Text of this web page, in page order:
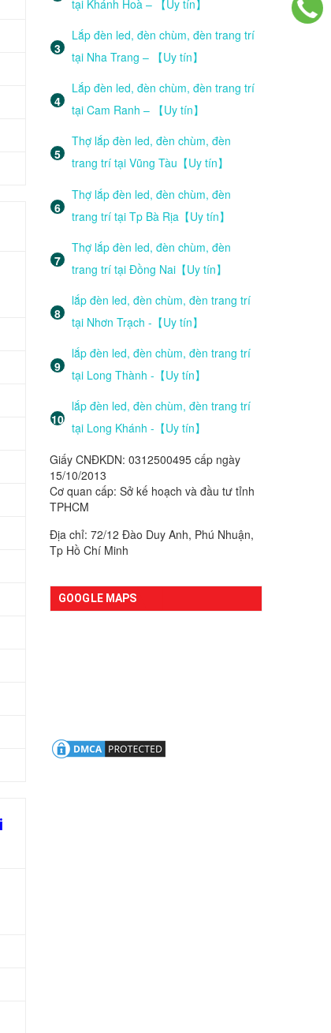
tại Khánh Hoà – 【Uy tín】
Lắp đèn led, đèn chùm, đèn trang trí
tại Nha Trang – 【Uy tín】
Lắp đèn led, đèn chùm, đèn trang trí
tại Cam Ranh – 【Uy tín】
Thợ lắp đèn led, đèn chùm, đèn
trang trí tại Vũng Tàu【Uy tín】
Thợ lắp đèn led, đèn chùm, đèn
trang trí tại Tp Bà Rịa【Uy tín】
Thợ lắp đèn led, đèn chùm, đèn
trang trí tại Đồng Nai【Uy tín】
lắp đèn led, đèn chùm, đèn trang trí
tại Nhơn Trạch -【Uy tín】
lắp đèn led, đèn chùm, đèn trang trí
tại Long Thành -【Uy tín】
lắp đèn led, đèn chùm, đèn trang trí
tại Long Khánh -【Uy tín】
Giấy CNĐKDN: 0312500495 cấp ngày
15/10/2013
Cơ quan cấp: Sở kế hoạch và đầu tư tỉnh
TPHCM
Địa chỉ: 72/12 Đào Duy Anh, Phú Nhuận,
Tp Hồ Chí Minh
GOOGLE MAPS